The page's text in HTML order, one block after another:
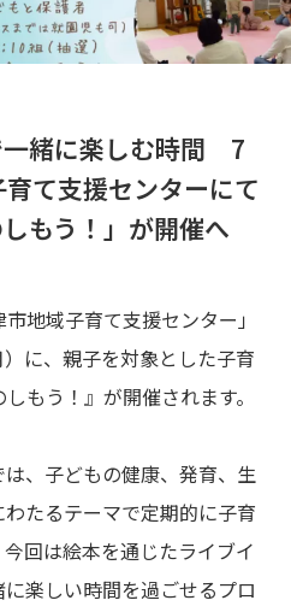
一緒に楽しむ時間 7
て支援センターにて
しもう！」が開催へ
地域子育て支援センター」
に、親子を対象とした子育
もう！』が開催されます。
、子どもの健康、発育、生
たるテーマで定期的に子育
回は絵本を通じたライブイ
楽しい時間を過ごせるプロ